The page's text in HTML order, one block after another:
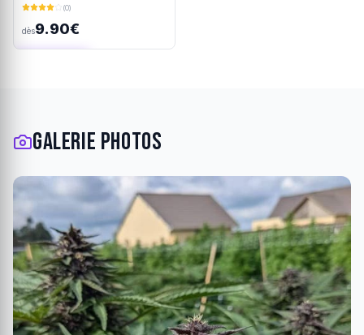
(0)
dès9.90€
Galerie photos